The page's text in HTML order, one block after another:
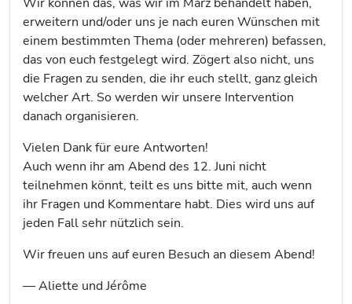
erweitern und/oder uns je nach euren Wünschen mit
einem bestimmten Thema (oder mehreren) befassen,
das von euch festgelegt wird. Zögert also nicht, uns
die Fragen zu senden, die ihr euch stellt, ganz gleich
welcher Art. So werden wir unsere Intervention
danach organisieren.
Vielen Dank für eure Antworten!
Auch wenn ihr am Abend des 12. Juni nicht
teilnehmen könnt, teilt es uns bitte mit, auch wenn
ihr Fragen und Kommentare habt. Dies wird uns auf
jeden Fall sehr nützlich sein.
Wir freuen uns auf euren Besuch an diesem Abend!
— Aliette und Jérôme